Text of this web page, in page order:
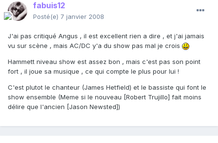
fabuis12
Posté(e) 7 janvier 2008
J'ai pas critiqué Angus , il est excellent rien a dire , et j'ai jamais
vu sur scène , mais AC/DC y'a du show pas mal je crois
Hammett niveau show est assez bon , mais c'est pas son point
fort , il joue sa musique , ce qui compte le plus pour lui !
C'est plutot le chanteur (James Hetfield) et le bassiste qui font le
show ensemble (Meme si le nouveau [Robert Trujillo] fait moins
délire que l'ancien [Jason Newsted])